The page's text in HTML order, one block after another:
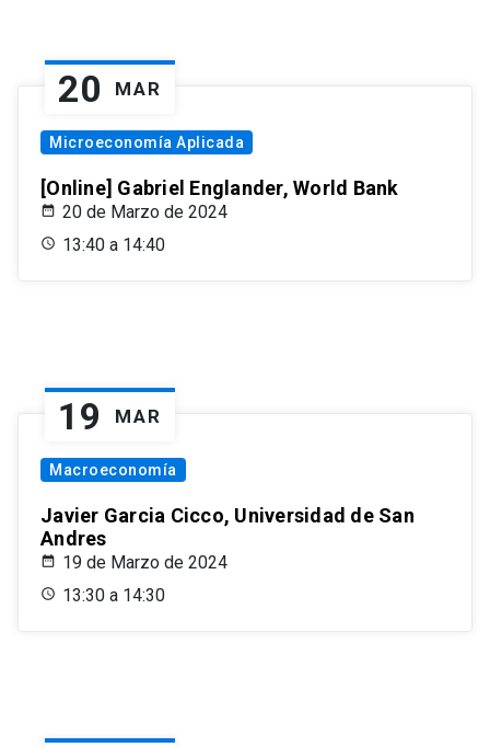
20 MAR
Microeconomía Aplicada
[Online] Gabriel Englander, World Bank
20 de Marzo de 2024
13:40 a 14:40
19 MAR
Macroeconomía
Javier Garcia Cicco, Universidad de San
Andres
19 de Marzo de 2024
13:30 a 14:30